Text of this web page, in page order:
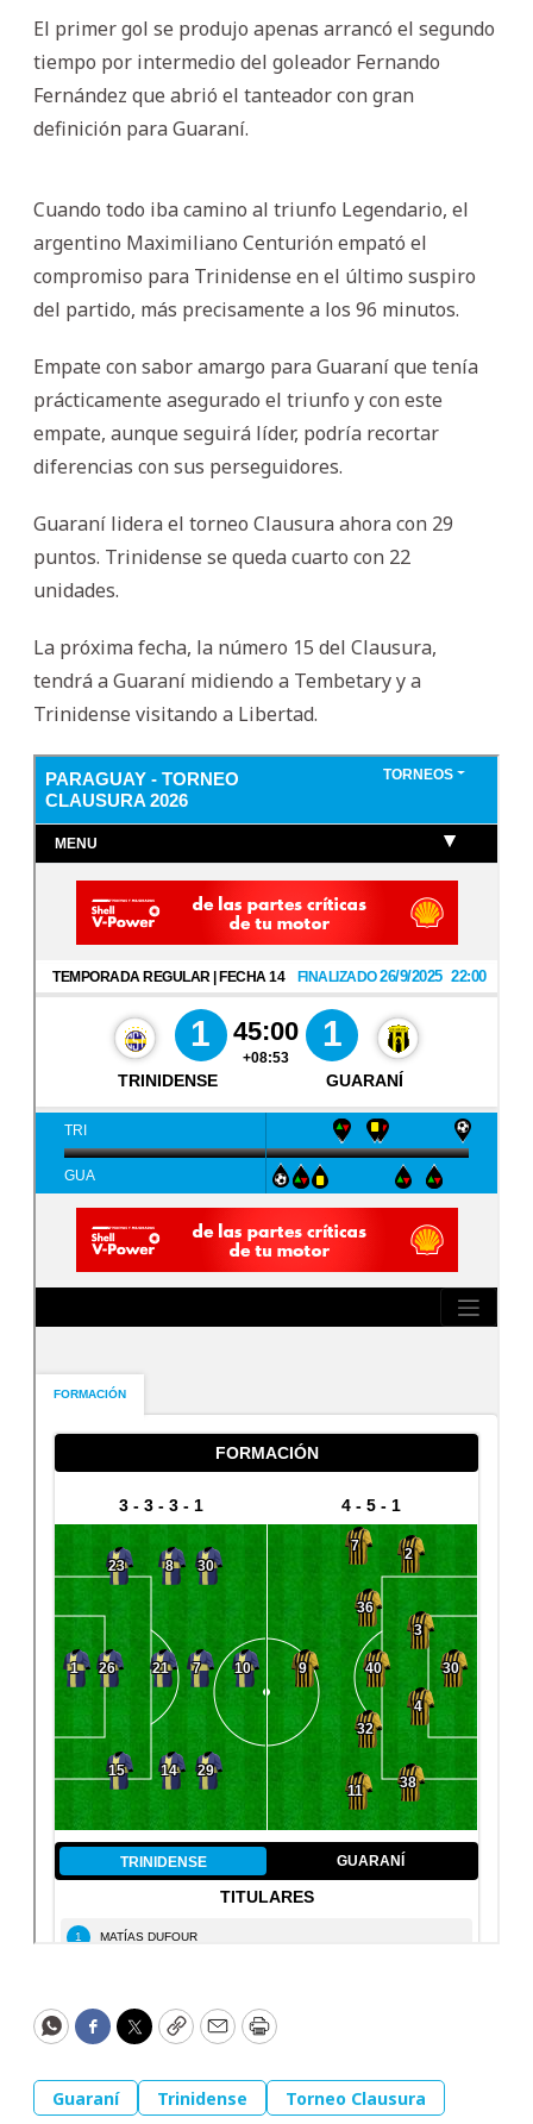
El primer gol se produjo apenas arrancó el segundo
tiempo por intermedio del goleador Fernando
Fernández que abrió el tanteador con gran
definición para Guaraní.
Cuando todo iba camino al triunfo Legendario, el
argentino Maximiliano Centurión empató el
compromiso para Trinidense en el último suspiro
del partido, más precisamente a los 96 minutos.
Empate con sabor amargo para Guaraní que tenía
prácticamente asegurado el triunfo y con este
empate, aunque seguirá líder, podría recortar
diferencias con sus perseguidores.
Guaraní lidera el torneo Clausura ahora con 29
puntos. Trinidense se queda cuarto con 22
unidades.
La próxima fecha, la número 15 del Clausura,
tendrá a Guaraní midiendo a Tembetary y a
Trinidense visitando a Libertad.
WhatsApp
Facebook
Twitter
CopyEmailPrint
Guaraní Trinidense Torneo Clausura